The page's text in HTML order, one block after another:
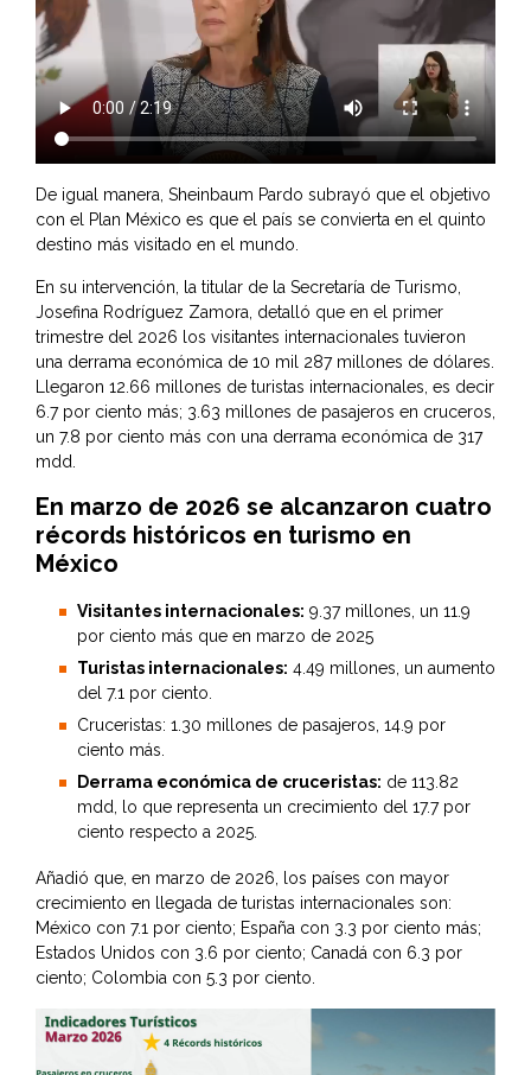
De igual manera, Sheinbaum Pardo subrayó que el objetivo
con el Plan México es que el país se convierta en el quinto
destino más visitado en el mundo.
En su intervención, la titular de la Secretaría de Turismo,
Josefina Rodríguez Zamora, detalló que en el primer
trimestre del 2026 los visitantes internacionales tuvieron
una derrama económica de 10 mil 287 millones de dólares.
Llegaron 12.66 millones de turistas internacionales, es decir
6.7 por ciento más; 3.63 millones de pasajeros en cruceros,
un 7.8 por ciento más con una derrama económica de 317
mdd.
En marzo de 2026 se alcanzaron cuatro
récords históricos en turismo en
México
Visitantes internacionales: 9.37 millones, un 11.9
por ciento más que en marzo de 2025
Turistas internacionales: 4.49 millones, un aumento
del 7.1 por ciento.
Cruceristas: 1.30 millones de pasajeros, 14.9 por
ciento más.
Derrama económica de cruceristas: de 113.82
mdd, lo que representa un crecimiento del 17.7 por
ciento respecto a 2025.
Añadió que, en marzo de 2026, los países con mayor
crecimiento en llegada de turistas internacionales son:
México con 7.1 por ciento; España con 3.3 por ciento más;
Estados Unidos con 3.6 por ciento; Canadá con 6.3 por
ciento; Colombia con 5.3 por ciento.